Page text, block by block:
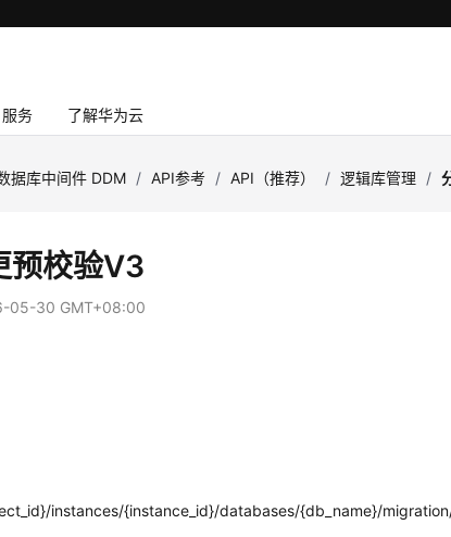
服务 了解华为云
据库中间件 DDM / API参考 / API（推荐） / 逻辑库管理 /
预校验V3
05-30 GMT+08:00
instances/{instance_id}/databases/{db_name}/